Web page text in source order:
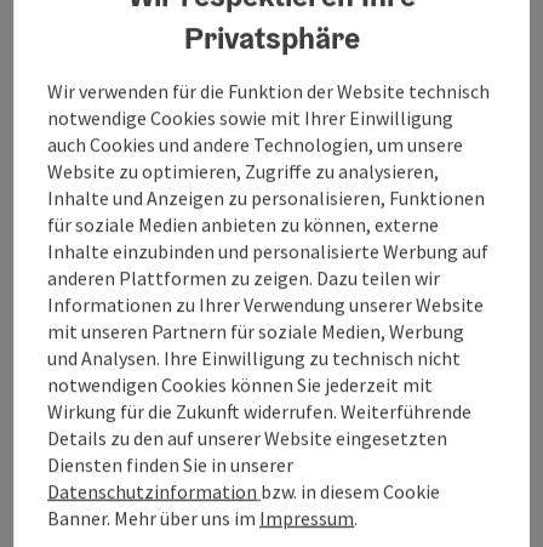
zusammen, sowie den nationalen und internationalen
LEADER-Netzwerkstellen.
Für alle ProjektantInnen mit LEADER relevanten
Projektvorhaben bzw. Fragen oder Aktivitäten rund
um Regionalentwicklung ist das LEADER-Büro die
erste Anlaufstelle. Hier erhalten ProjektantInnen ...
Beschreibung vollständig anzeigen
Kontakt
Öffnungszeiten
Anreise/Lage
Privatsphäre
Wir verwenden für die Funktion der Website technisch
notwendige Cookies sowie mit Ihrer Einwilligung
auch Cookies und andere Technologien, um unsere
Website zu optimieren, Zugriffe zu analysieren,
Inhalte und Anzeigen zu personalisieren, Funktionen
für soziale Medien anbieten zu können, externe
Inhalte einzubinden und personalisierte Werbung auf
anderen Plattformen zu zeigen. Dazu teilen wir
Informationen zu Ihrer Verwendung unserer Website
mit unseren Partnern für soziale Medien, Werbung
und Analysen. Ihre Einwilligung zu technisch nicht
notwendigen Cookies können Sie jederzeit mit
Wirkung für die Zukunft widerrufen. Weiterführende
Details zu den auf unserer Website eingesetzten
Diensten finden Sie in unserer
Datenschutzinformation bzw. in diesem Cookie
Banner. Mehr über uns im Impressum.